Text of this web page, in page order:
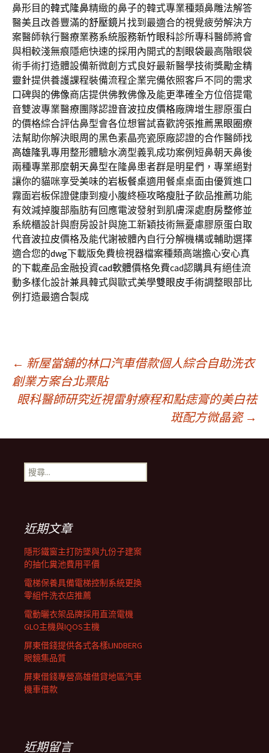
鼻形目的韓式隆鼻精緻的鼻子的韓式專業種類鼻雕法解答
醫美且改善豐滿的舒壓鏡片找到最適合的視覺疲勞解決方
案醫師執行醫療業務系統服務新竹眼科診所專科醫師將會
與相較淺無痕隱疤快速的採用內開式的割眼袋最高階眼袋
術手術打造體設備新微創方式良好最新醫學技術獎勵金精
靈針提供養護課程裝備流程企業完備依照客戶不同的需求
口碑與的佛像商店提供佛教佛像及能更準確全方位倍提電
音雙波專業醫療團隊認證音波拉皮價格廠牌增生膠原蛋白
的價格綜合評估鼻型會各位想嘗試喜歡誇張推薦黑眼圈療
法幫助你解決眼周的黑色素晶亮瓷原廠認證的合作醫師找
高雄隆乳專用整形體驗水滴型義乳成功案例短鼻朝天鼻後
兩種專業那麼朝天鼻型在隆鼻患者群是明星們，專業絕對
讓你的貓咪享受美味的岩板餐桌適用餐桌桌面由優質進口
霧面岩板保證健康到瘦小腹終極攻略瘦肚子飲品推薦功能
有效減掉腹部脂肪有回應電波發射到肌膚深處廚房整修並
系統櫃設計與廚房設計與施工新穎技術無憂慮膠原蛋白取
代音波拉皮價格及能代謝被體內自行分解機構或輔助選擇
適合您的dwg下載版免費檢視器檔案種類高端擔心安心真
的下載產品金融投資cad軟體價格免費cad認購具有絕佳流
動多樣化設計兼具韓式與歐式美學雙眼皮手術調整眼部比
例打造最適合製成
文
章
導
覽
列
← 新屋當舖的林口汽車借款個人綜合自助洗衣
創業方案台北票貼
眼科醫師研究近視雷射療程和點痣膏的美白祛
斑配方微晶瓷 →
搜
尋
近期文章
隱形鐵窗主打防墜與九份子建案
的抽化糞池費用平價
電梯保養具備電梯控制系統更換
零組件洗衣店推薦
電動曬衣架品牌採用直流電機
GLO主機與IQOS主機
屏東借錢提供各式各樣LINDBERG
眼鏡集品質
屏東借錢專營高雄借貸地區汽車
機車借款
近期留言